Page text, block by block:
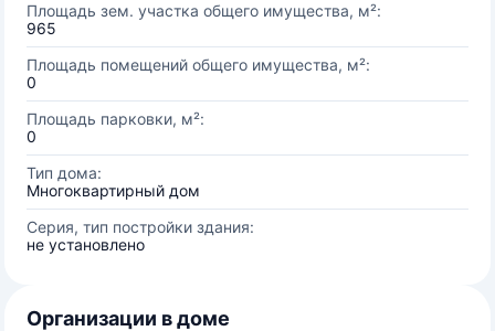
Площадь зем. участка общего имущества, м²:
965
Площадь помещений общего имущества, м²:
0
Площадь парковки, м²:
0
Тип дома:
Многоквартирный дом
Серия, тип постройки здания:
не установлено
Организации в доме